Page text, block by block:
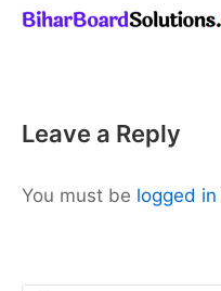
Leave a Reply
You must be logged in